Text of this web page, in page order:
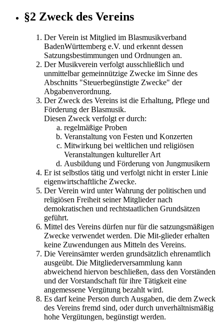
§2 Zweck des Vereins
Der Verein ist Mitglied im Blasmusikverband
BadenWürttemberg e.V. und erkennt dessen
Satzungsbestimmungen und Ordnungen an.
Der Musikverein verfolgt ausschließlich und
unmittelbar gemeinnützige Zwecke im Sinne des
Abschnitts "Steuerbegünstigte Zwecke" der
Abgabenverordnung.
Der Zweck des Vereins ist die Erhaltung, Pflege und
Förderung der Blasmusik.
Diesen Zweck verfolgt er durch:
regelmäßige Proben
Veranstaltung von Festen und Konzerten
Mitwirkung bei weltlichen und religiösen
Veranstaltungen kultureller Art
Ausbildung und Förderung von Jungmusikern
Er ist selbstlos tätig und verfolgt nicht in erster Linie
eigenwirtschaftliche Zwecke.
Der Verein wird unter Wahrung der politischen und
religiösen Freiheit seiner Mitglieder nach
demokratischen und rechtstaatlichen Grundsätzen
geführt.
Mittel des Vereins dürfen nur für die satzungsmäßigen
Zwecke verwendet werden. Die Mit-glieder erhalten
keine Zuwendungen aus Mitteln des Vereins.
Die Vereinsämter werden grundsätzlich ehrenamtlich
ausgeübt. Die Mitgliederversammlung kann
abweichend hiervon beschließen, dass den Vorständen
und der Vorstandschaft für ihre Tätigkeit eine
angemessene Vergütung bezahlt wird.
Es darf keine Person durch Ausgaben, die dem Zweck
des Vereins fremd sind, oder durch unverhältnismäßig
hohe Vergütungen, begünstigt werden.